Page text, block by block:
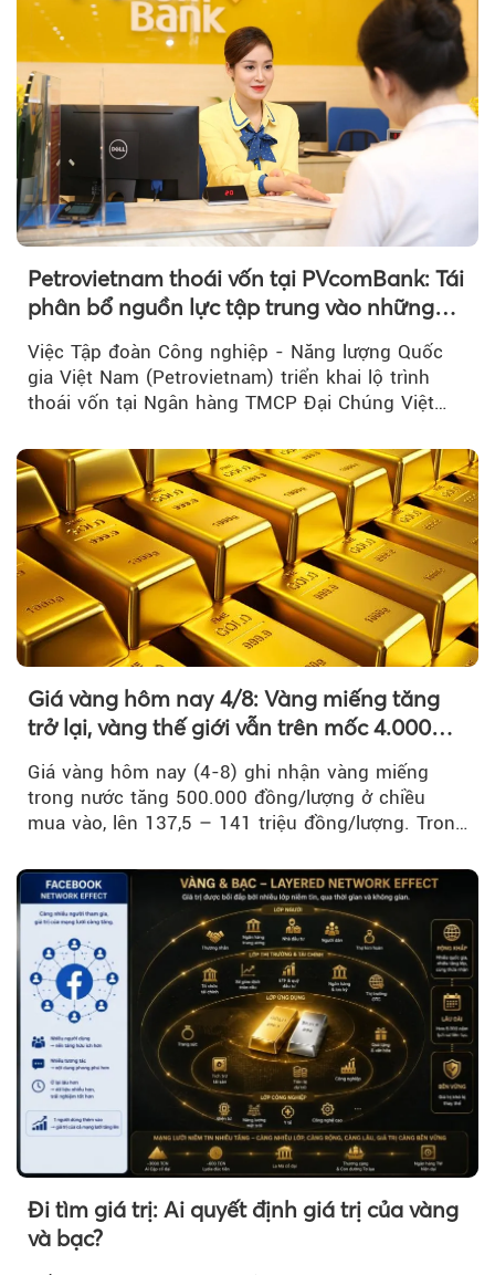
Petrovietnam thoái vốn tại PVcomBank: Tái
phân bổ nguồn lực tập trung vào những
Việc Tập đoàn Công nghiệp - Năng lượng Quốc
gia Việt Nam (Petrovietnam) triển khai lộ trình
thoái vốn tại Ngân hàng TMCP Đại Chúng Việt
Giá vàng hôm nay 4/8: Vàng miếng tăng
trở lại, vàng thế giới vẫn trên mốc 4.000
Giá vàng hôm nay (4-8) ghi nhận vàng miếng
trong nước tăng 500.000 đồng/lượng ở chiều
mua vào, lên 137,5 – 141 triệu đồng/lượng. Trong
trì trên ngưỡng 4.000 USD/ounce.
Đi tìm giá trị: Ai quyết định giá trị của vàng
và bạc?